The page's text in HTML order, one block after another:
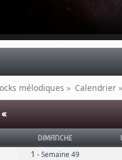
mélodiques » Calendrier »
«
DIMANCHE
1 - Semaine 49